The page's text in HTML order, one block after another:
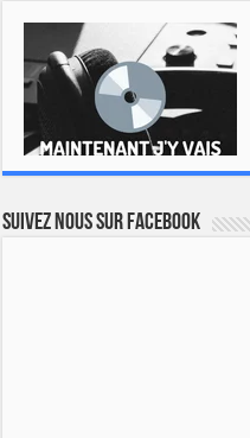
Suivez nous sur Facebook